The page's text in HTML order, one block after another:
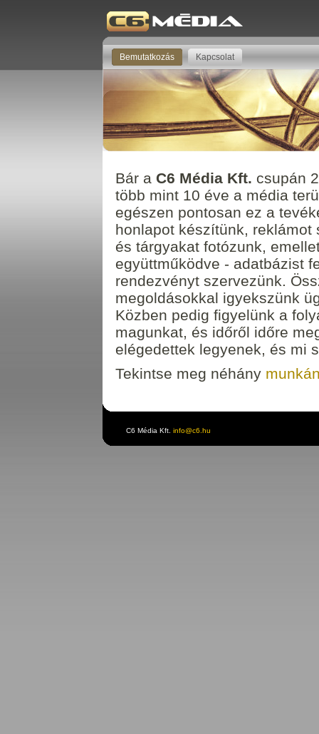
Bemutatkozás Kapcsolat
Bár a C6 Média Kft. csupán
több mint 10 éve a média
egészen pontosan ez a
honlapot készítünk,
és tárgyakat fotózunk,
együttműködve - adatbázist
rendezvényt szervezünk.
megoldásokkal igyekszünk
Közben pedig figyelünk a
magunkat, és időről időre
elégedettek legyenek, és mi
Tekintse meg néhány
C6 Média Kft. info@c6.hu